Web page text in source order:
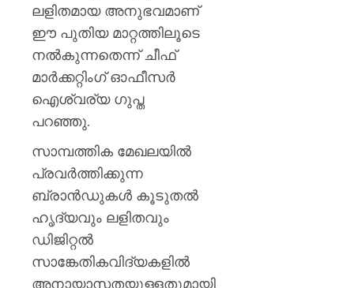
ലളിതമായ അനുഭവമാണ്
ഈ പുതിയ മാറ്റത്തിലൂടെ
നല്‍കുന്നതെന്ന് ചീഫ്
മാര്‍ക്കറ്റിംഗ് ഓഫീസര്‍
ഐശ്വര്യ ഗുപ്ത
പറഞ്ഞു.
സാമ്പത്തിക മേഖലയില്‍
പ്രവര്‍ത്തിക്കുന്ന
ബ്രാന്‍ഡുകള്‍ കൂടുതല്‍
ഹൃദ്യവും ലളിതവും
ഡിജിറ്റല്‍
സാങ്കേതികവിദ്യകളില്‍
അനായാസതയുള്ളതുമായി